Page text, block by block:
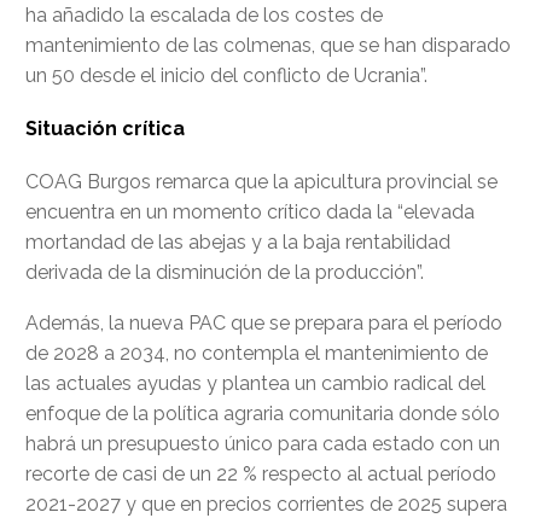
ha añadido la escalada de los costes de
mantenimiento de las colmenas, que se han disparado
un 50 desde el inicio del conflicto de Ucrania”.
Situación crítica
COAG Burgos remarca que la apicultura provincial se
encuentra en un momento crítico dada la “elevada
mortandad de las abejas y a la baja rentabilidad
derivada de la disminución de la producción”.
Además, la nueva PAC que se prepara para el período
de 2028 a 2034, no contempla el mantenimiento de
las actuales ayudas y plantea un cambio radical del
enfoque de la política agraria comunitaria donde sólo
habrá un presupuesto único para cada estado con un
recorte de casi de un 22 % respecto al actual período
2021-2027 y que en precios corrientes de 2025 supera